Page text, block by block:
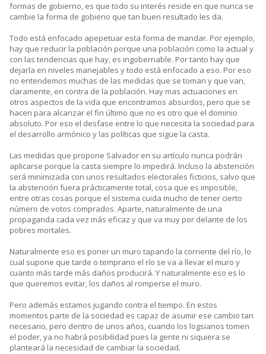
formas de gobierno, es que todo su interés reside en que nunca se
cambie la forma de gobieno que tan buen resultado les da.
Todo está enfocado apepetuar esta forma de mandar. Por ejemplo,
hay que reducir la población porque una población como la actual y
con las tendencias que hay, es ingobernable. Por tanto hay que
dejarla en niveles manejables y todo está enfocado a eso. Por eso
no entendemos muchas de las medidas que se toman y que van,
claramente, en contra de la población. Hay mas actuaciones en
otros aspectos de la vida que encontramos absurdos, pero que se
hacen para alcanzar el fin último que no es otro que el dominio
absoluto. Por eso el desfase entre lo que necesita la sociedad para
el desarrollo armónico y las políticas que sigue la casta.
Las medidas que propone Salvador en su artículo nunca podrán
aplicarse porque la casta siempre lo impedirá. Incluso la abstención
será minimizada con unos resultados electorales ficticios, salvo que
la abstención fuera prácticamente total, cosa que es imposible,
entre otras cosas porque el sistema cuida mucho de tener cierto
número de votos comprados. Aparte, naturalmente de una
propaganda cada vez más eficaz y que va muy por delante de los
pobres mortales.
Naturalmente eso es poner un muro tapando la corriente del río, lo
cual supone que tarde o temprano el río se va a llevar el muro y
cuanto más tarde más daños producirá. Y naturalmente eso es lo
que queremos evitar, los daños al romperse el muro.
Pero además estamos jugando contra el tiempo. En estos
momentos parte de la sociedad es capaz de asumir ese cambio tan
necesario, pero dentro de unos años, cuando los logsianos tomen
el poder, ya no habrá posibilidad pues la gente ni siquiera se
planteará la necesidad de cambiar la sociedad.